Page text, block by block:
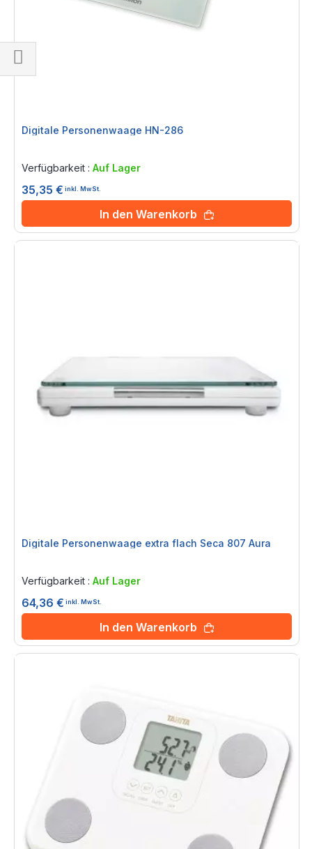
Digitale Personenwaage HN-286
Verfügbarkeit : Auf Lager
35,35 € inkl. MwSt.
In den Warenkorb
Digitale Personenwaage extra flach Seca 807 Aura
Verfügbarkeit : Auf Lager
64,36 € inkl. MwSt.
In den Warenkorb
Einkaufsoptionen